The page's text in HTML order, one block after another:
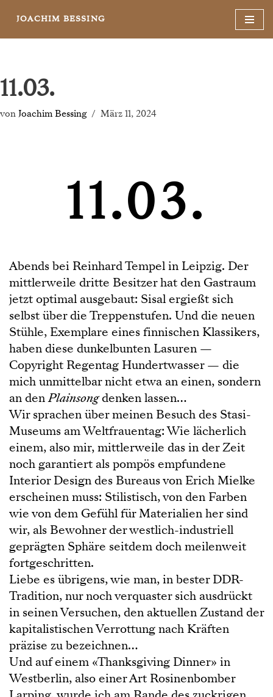
JOACHIM BESSING
11.03.
von Joachim Bessing März 11, 2024
11.03.
Abends bei Reinhard Tempel in Leipzig. Der
mittlerweile dritte Besitzer hat den Gastraum
jetzt optimal ausgebaut: Sisal ergießt sich
selbst über die Treppenstufen. Und die neuen
Stühle, Exemplare eines finnischen Klassikers,
haben diese dunkelbunten Lasuren —
Copyright Regentag Hundertwasser — die
mich unmittelbar nicht etwa an einen, sondern
an denPlainsongdenken lassen…
Wir sprachen über meinen Besuch des Stasi-
Museums am Weltfrauentag: Wie lächerlich
einem, also mir, mittlerweile das in der Zeit
noch garantiert als pompös empfundene
Interior Design des Bureaus von Erich Mielke
erscheinen muss: Stilistisch, von den Farben
wie von dem Gefühl für Materialien her sind
wir, als Bewohner der westlich-industriell
geprägten Sphäre seitdem doch meilenweit
fortgeschritten.
Liebe es übrigens, wie man, in bester DDR-
Tradition, nur noch verquaster sich ausdrückt
in seinen Versuchen, den aktuellen Zustand der
kapitalistischen Verrottung nach Kräften
präzise zu bezeichnen…
Und auf einem «Thanksgiving Dinner» in
Westberlin, also einer Art Rosinenbomber